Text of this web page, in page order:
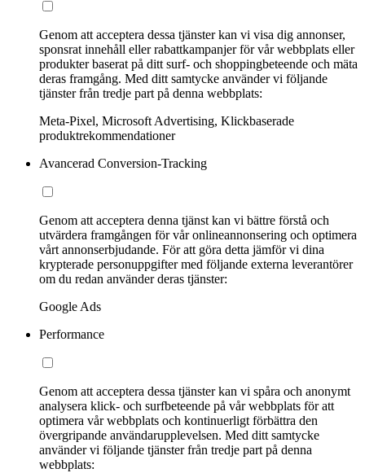
Genom att acceptera dessa tjänster kan vi visa dig annonser,
sponsrat innehåll eller rabattkampanjer för vår webbplats eller
produkter baserat på ditt surf- och shoppingbeteende och mäta
deras framgång. Med ditt samtycke använder vi följande
tjänster från tredje part på denna webbplats:
Meta-Pixel, Microsoft Advertising, Klickbaserade
produktrekommendationer
Avancerad Conversion-Tracking
Genom att acceptera denna tjänst kan vi bättre förstå och
utvärdera framgången för vår onlineannonsering och optimera
vårt annonserbjudande. För att göra detta jämför vi dina
krypterade personuppgifter med följande externa leverantörer
om du redan använder deras tjänster:
Google Ads
Performance
Genom att acceptera dessa tjänster kan vi spåra och anonymt
analysera klick- och surfbeteende på vår webbplats för att
optimera vår webbplats och kontinuerligt förbättra den
övergripande användarupplevelsen. Med ditt samtycke
använder vi följande tjänster från tredje part på denna
webbplats: